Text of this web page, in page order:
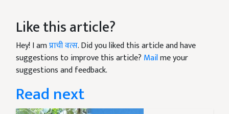
Like this article?
Hey! I amप्राची वत्स. Did you liked this article and have
suggestions to improve this article? Mailme your
suggestions and feedback.
Read next